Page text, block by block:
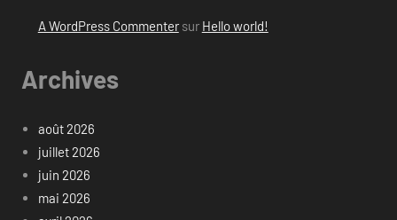
A WordPress Commentersur Hello world!
Archives
août 2026
juillet 2026
juin 2026
mai 2026